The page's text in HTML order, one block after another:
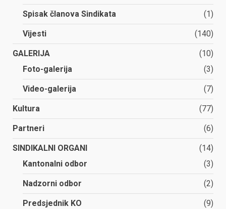
Spisak članova Sindikata (1)
Vijesti (140)
GALERIJA
(10)
Foto-galerija
(3)
Video-galerija (7)
Kultura (77)
Partneri (6)
SINDIKALNI ORGANI
(14)
Kantonalni odbor
(3)
Nadzorni odbor (2)
Predsjednik KO (9)